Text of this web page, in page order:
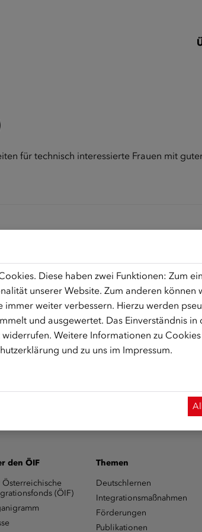
für technisch interessierte Frauen mit
den ÖIF
Österreichische
(ÖIF)
Themen
Deutschlernen
Integrationsmaßnahmen
Förderungen
Publikationen
Diese haben zwei Funktionen: Zum
unserer Website. Zum anderen können
immer weiter verbessern. Hierzu werden
und ausgewertet. Das Einverständnis
Weitere Informationen zu
und zu uns im Impressum.